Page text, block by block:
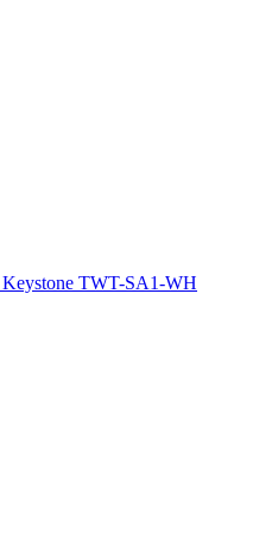
Keystone TWT-SA1-WH